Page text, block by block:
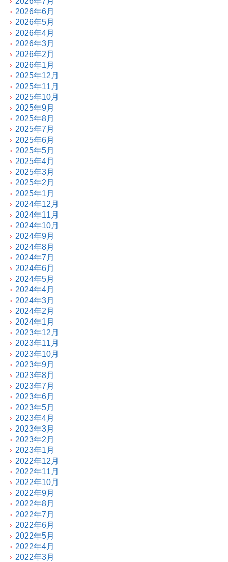
2026年6月
2026年5月
2026年4月
2026年3月
2026年2月
2026年1月
2025年12月
2025年11月
2025年10月
2025年9月
2025年8月
2025年7月
2025年6月
2025年5月
2025年4月
2025年3月
2025年2月
2025年1月
2024年12月
2024年11月
2024年10月
2024年9月
2024年8月
2024年7月
2024年6月
2024年5月
2024年4月
2024年3月
2024年2月
2024年1月
2023年12月
2023年11月
2023年10月
2023年9月
2023年8月
2023年7月
2023年6月
2023年5月
2023年4月
2023年3月
2023年2月
2023年1月
2022年12月
2022年11月
2022年10月
2022年9月
2022年8月
2022年7月
2022年6月
2022年5月
2022年4月
2022年3月